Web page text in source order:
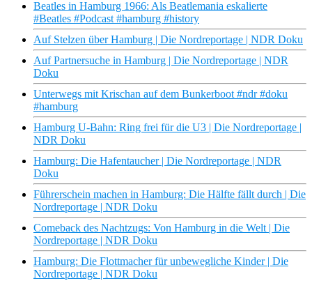
Beatles in Hamburg 1966: Als Beatlemania eskalierte
#Beatles #Podcast #hamburg #history
Auf Stelzen über Hamburg | Die Nordreportage | NDR Doku
Auf Partnersuche in Hamburg | Die Nordreportage | NDR
Doku
Unterwegs mit Krischan auf dem Bunkerboot #ndr #doku
#hamburg
Hamburg U-Bahn: Ring frei für die U3 | Die Nordreportage |
NDR Doku
Hamburg: Die Hafentaucher | Die Nordreportage | NDR
Doku
Führerschein machen in Hamburg: Die Hälfte fällt durch | Die
Nordreportage | NDR Doku
Comeback des Nachtzugs: Von Hamburg in die Welt | Die
Nordreportage | NDR Doku
Hamburg: Die Flottmacher für unbewegliche Kinder | Die
Nordreportage | NDR Doku